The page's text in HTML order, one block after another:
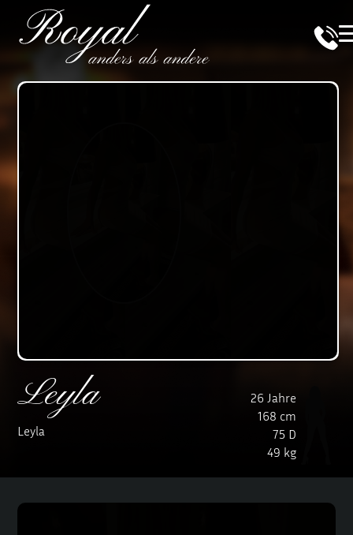
Leyla
Leyla
26 Jahre
168 cm
75 D
49 kg